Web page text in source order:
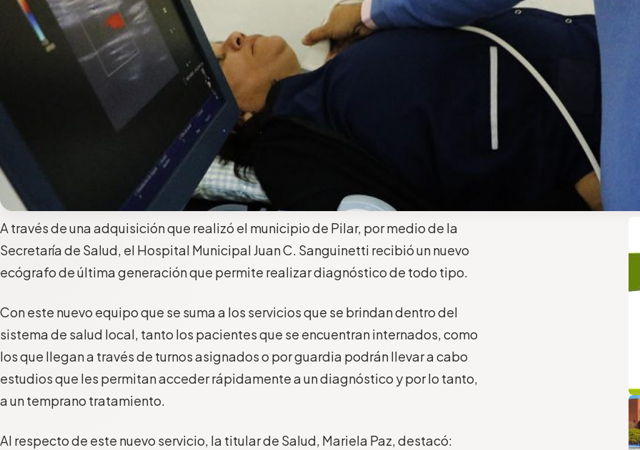
A través de una adquisición que realizó el municipio de Pilar, por medio de la
Secretaría de Salud, el Hospital Municipal Juan C. Sanguinetti recibió un nuevo
ecógrafo de última generación que permite realizar diagnóstico de todo tipo.
Con este nuevo equipo que se suma a los servicios que se brindan dentro del
sistema de salud local, tanto los pacientes que se encuentran internados, como
los que llegan a través de turnos asignados o por guardia podrán llevar a cabo
estudios que les permitan acceder rápidamente a un diagnóstico y por lo tanto,
a un temprano tratamiento.
Al respecto de este nuevo servicio, la titular de Salud, Mariela Paz, destacó: